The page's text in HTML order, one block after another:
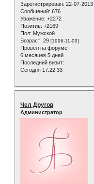
Зарегистрирован: 22-07-2013
Сообщений: 676
Уважение: +2272
Позитив: +2169
Пол: Мужской
Возраст: 29 [1996-11-09]
Провел на форуме:
6 месяцев 5 дней
Последний визит:
Сегодня 17:22:33
Чел Другов
Администратор